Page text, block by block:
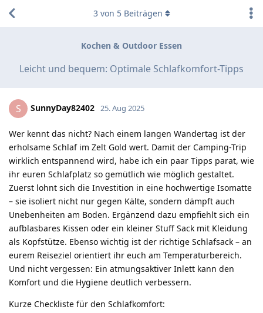
Kochen & Outdoor Essen
Leicht und bequem: Optimale Schlafkomfort-Tipps
3 von 5Beiträgen
S SunnyDay82402 25. Aug 2025
Wer kennt das nicht? Nach einem langen Wandertag ist der
erholsame Schlaf im Zelt Gold wert. Damit der Camping-Trip
wirklich entspannend wird, habe ich ein paar Tipps parat, wie
ihr euren Schlafplatz so gemütlich wie möglich gestaltet.
Zuerst lohnt sich die Investition in eine hochwertige Isomatte
– sie isoliert nicht nur gegen Kälte, sondern dämpft auch
Unebenheiten am Boden. Ergänzend dazu empfiehlt sich ein
aufblasbares Kissen oder ein kleiner Stuff Sack mit Kleidung
als Kopfstütze. Ebenso wichtig ist der richtige Schlafsack – an
eurem Reiseziel orientiert ihr euch am Temperaturbereich.
Und nicht vergessen: Ein atmungsaktiver Inlett kann den
Komfort und die Hygiene deutlich verbessern.
Kurze Checkliste für den Schlafkomfort: